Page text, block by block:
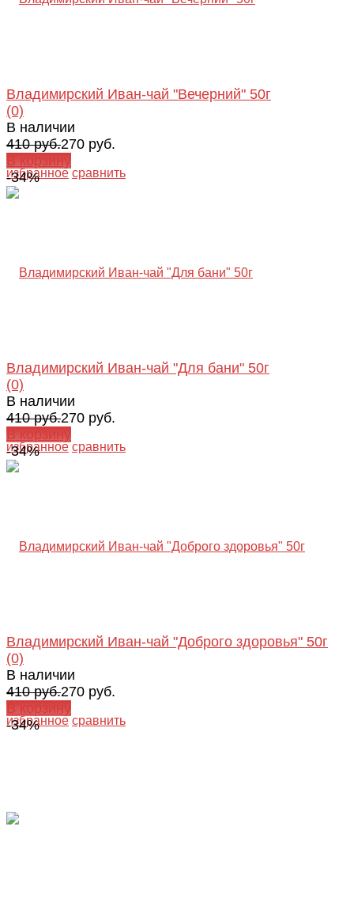
избранное сравнить
Владимирский Иван-чай "Вечерний" 50г
(0)
В наличии
410 руб.270 руб.
В корзину
-34%
избранное сравнить
Владимирский Иван-чай "Для бани" 50г
(0)
В наличии
410 руб.270 руб.
В корзину
-34%
избранное сравнить
Владимирский Иван-чай "Доброго здоровья" 50г
(0)
В наличии
410 руб.270 руб.
В корзину
-34%